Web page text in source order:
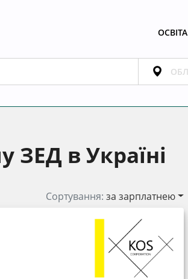
ОСВІТА
ЗЕД в Україні
Сортування:за зарплатнею